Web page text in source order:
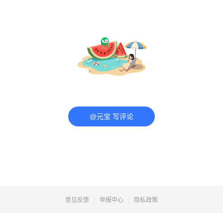
@元宝 写评论
意见反馈 举报中心 隐私政策